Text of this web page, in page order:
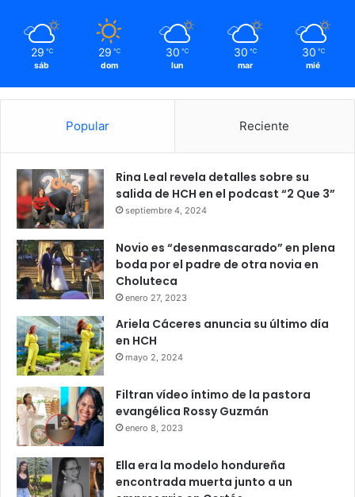
29 ℃
sáb
29 ℃
dom
30 ℃
lun
30 ℃
mar
30 ℃
mié
Popular Reciente
Rina Leal revela detalles sobre su
salida de HCH en el podcast “2 Que 3”
septiembre 4, 2024
Novio es “desenmascarado” en plena
boda por el padre de otra novia en
Choluteca
enero 27, 2023
Ariela Cáceres anuncia su último día
en HCH
mayo 2, 2024
Filtran vídeo íntimo de la pastora
evangélica Rossy Guzmán
enero 8, 2023
Ella era la modelo hondureña
encontrada muerta junto a un